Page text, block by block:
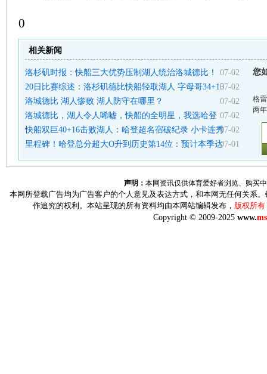
0
相关新闻
洛杉矶时报：快船三大优势压制湖人统治洛城德比！
07-02
20日比赛综述：洛杉矶德比快船轻取湖人 字母哥34+1507-02
洛城德比 湖人惨败 湖人防守在哪里？
07-02
洛城德比，湖人令人唏嘘，快船的全明星，我选哈登 07-02
快船双巨40+16击败湖人：哈登超名宿破纪录 小卡连秀07-02
里程碑！哈登总分超大O升到历史第14位：预计本季达07-01
您
格
两年
声明： 本网资讯仅供体育爱好者浏览、购买
本网所登载广告均为广告客户的个人意见及表达方式，和本网无任何关系
作追究的权利。本站呈现的所有资料均由本网站编辑发布， 版权所有
Copyright © 2009-2025 www.